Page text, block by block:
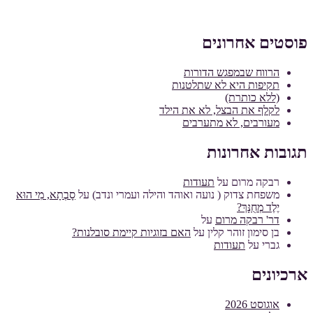
פוסטים אחרונים
הרווח שבמפגש הדורות
תקיפות היא לא שתלטנות
(ללא כותרת)
לקלף את הבצל, לא את הילד
מעורבים, לא מתערבים
תגובות אחרונות
רבקה מרום על תעודות
משפחת צדוק ( נועה ואוהד והילה ועמרי ונדב) על סָבְתָא, מִי הוּא
יֶלֶד מְחֻנָּךְ?
דר' רבקה מרום על
בן סימון זוהר קלין על האם בזוגיות קיימת סובלנות?
גברי על תעודות
ארכיונים
אוגוסט 2026